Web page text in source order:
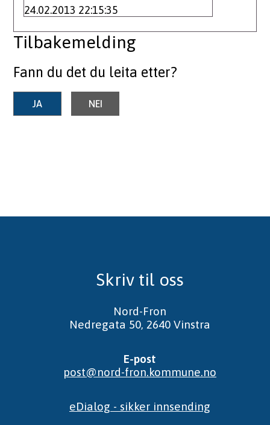
24.02.2013 22:15:35
Tilbakemelding
Fann du det du leita etter?
JA NEI
Skriv til oss
Nord-Fron
Nedregata 50, 2640 Vinstra
E-post
post@nord-fron.kommune.no
eDialog - sikker innsending